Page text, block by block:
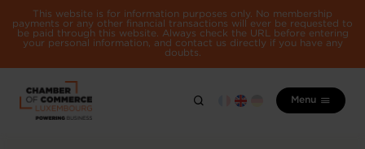
This website is for information purposes only. No membership
payments or any other financial transactions will ever be requested to
be paid through this website. Always check the URL before entering
your personal information, and contact us directly if you have any
doubts.
Menu